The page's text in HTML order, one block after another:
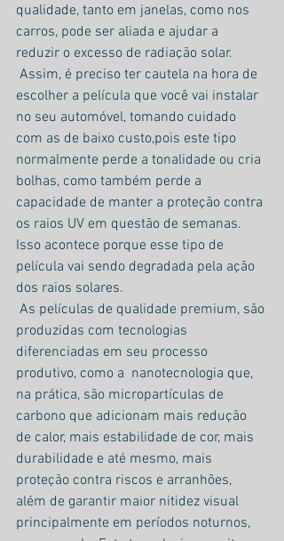
qualidade, tanto em janelas, como nos
carros, pode ser aliada e ajudar a
reduzir o excesso de radiação solar.
escolher a película que você vai instalar
no seu automóvel, tomando cuidado
com as de baixo custo,pois este tipo
normalmente perde a tonalidade ou cria
bolhas, como também perde a
capacidade de manter a proteção contra
os raios UV em questão de semanas.
Isso acontece porque esse tipo de
película vai sendo degradada pela ação
dos raios solares.
produzidas com tecnologias
diferenciadas em seu processo
produtivo, como a  nanotecnologia que,
na prática, são micropartículas de
carbono que adicionam mais redução
de calor, mais estabilidade de cor, mais
durabilidade e até mesmo, mais
proteção contra riscos e arranhões,
além de garantir maior nitidez visual
principalmente em períodos noturnos,